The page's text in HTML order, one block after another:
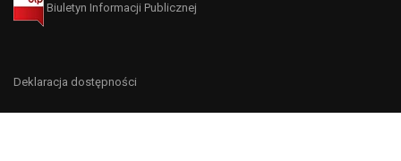
Biuletyn Informacji Publicznej
Deklaracja dostępności